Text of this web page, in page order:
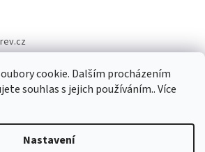
cookie. Dalším procházením
souhlas s jejich používáním.. Více
Nastavení
Vytvořil Shoptet